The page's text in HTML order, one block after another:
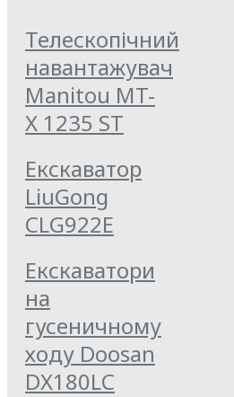
Телескопічний
навантажувач
Manitou MT-
X 1235 ST
Екскаватор
LiuGong
CLG922E
Екскаватори
на
гусеничному
ходу Doosan
DX180LC